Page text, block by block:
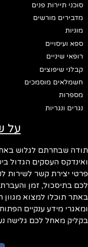
סוכני תיירות פנים
מדבירים מורשים
מוניות
ספא ועיסויים
רופאי שיניים
קבלני שיפוצים
חשמלאים מוסמכים
מספרות
נגרים ונגריות
על
תודה שבחרתם לגלוש
ואינדקס העסקים הגדול
פרטי יצירת קשר לשירות
לכם בתיסכול, זמן
באתר תוכלו למצוא
ומאגרי מידע ענקיים
בקליק מאחל לכם גלישה